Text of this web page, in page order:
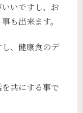
いですし、お
も出来ます。
、健康食のデ
共にする事で